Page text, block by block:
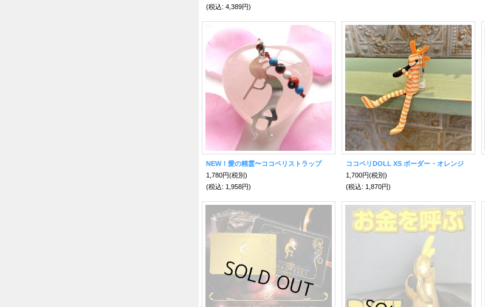
(税込: 4,389円)
NEW！愛の精霊〜ココペリストラップ
1,780円(税別)
(税込: 1,958円)
ココペリDOLL XS ボーダー・オレンジ
1,700円(税別)
(税込: 1,870円)